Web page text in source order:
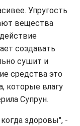
Упругость
вещества
создавать
сушит и
средства это
которые влагу
Супрун.
здоровы", -